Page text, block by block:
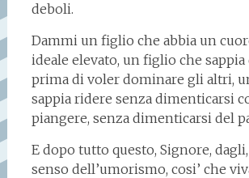
deboli.
Dammi un figlio che abbia un
ideale elevato, un figlio che
prima di voler dominare gli altri,
sappia ridere senza dimenticarsi
piangere, senza dimenticarsi del
E dopo tutto questo, Signore,
senso dell’umorismo, cosi’ che